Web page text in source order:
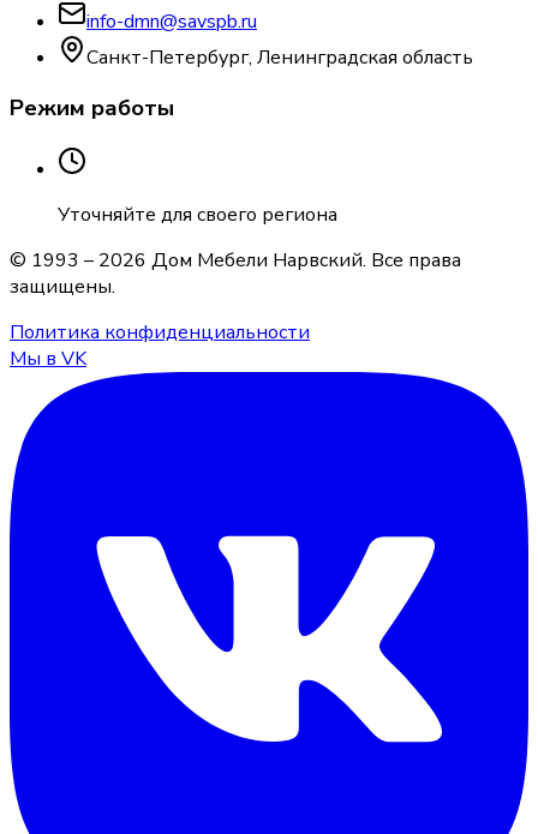
info-dmn@savspb.ru
Санкт-Петербург, Ленинградская область
Режим работы
Уточняйте для своего региона
© 1993 – 2026 Дом Мебели Нарвский. Все права
защищены.
Политика конфиденциальности
Мы в VK